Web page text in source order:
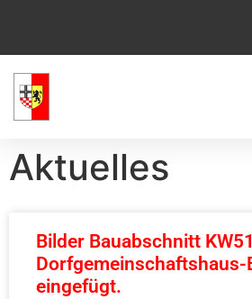
Aktuelles
Bilder Bauabschnitt
Dorfgemeinschaftshaus-
eingefügt.